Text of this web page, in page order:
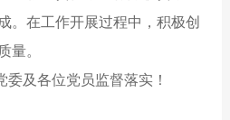
。在工作开展过程中，积极创
量。
委及各位党员监督落实！